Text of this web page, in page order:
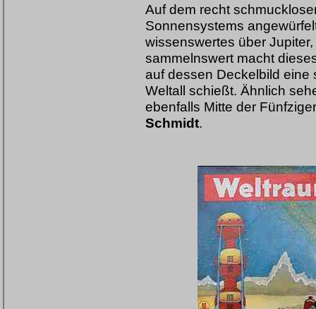
Auf dem recht
Sonnensystems
wissenswertes über
sammelnswert macht
auf dessen Deckelbild eine
Weltall schießt. Ähnlich
ebenfalls Mitte der
Schmidt.